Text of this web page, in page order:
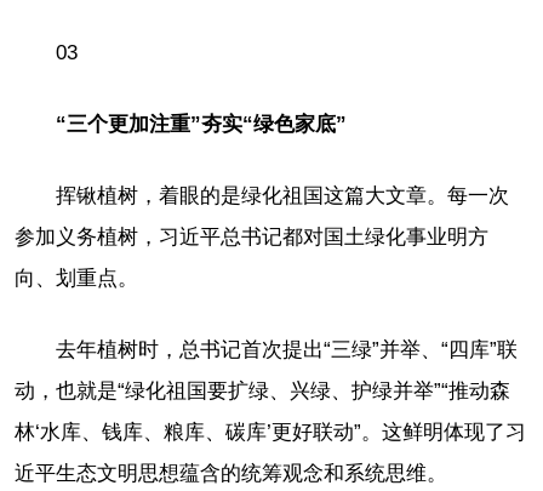
03
“三个更加注重”夯实“绿色家底”
挥锹植树，着眼的是绿化祖国这篇大文章。每一次
参加义务植树，习近平总书记都对国土绿化事业明方
向、划重点。
去年植树时，总书记首次提出“三绿”并举、“四库”联
动，也就是“绿化祖国要扩绿、兴绿、护绿并举”“推动森
林‘水库、钱库、粮库、碳库’更好联动”。这鲜明体现了习
近平生态文明思想蕴含的统筹观念和系统思维。